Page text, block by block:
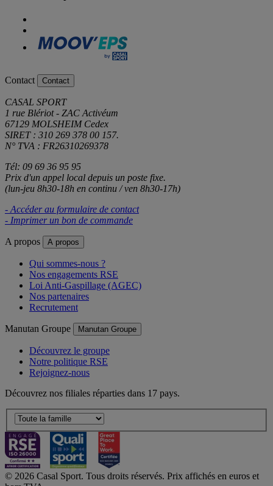
Contact Contact
CASAL SPORT
1 rue Blériot - ZAC Activéum
67129 MOLSHEIM Cedex
SIRET : 310 269 378 00 157.
N° TVA : FR26310269378
Tél: 09 69 36 95 95
Prix d'un appel local depuis un poste fixe.
(lun-jeu 8h30-18h en continu / ven 8h30-17h)
- Accéder au formulaire de contact
- Imprimer un bon de commande
A propos A propos
Qui sommes-nous ?
Nos engagements RSE
Loi Anti-Gaspillage (AGEC)
Nos partenaires
Recrutement
Manutan Groupe Manutan Groupe
Découvrez le groupe
Notre politique RSE
Rejoignez-nous
Découvrez nos filiales réparties dans 17 pays.
© 2026 Casal Sport. Tous droits réservés. Prix affichés en euros et